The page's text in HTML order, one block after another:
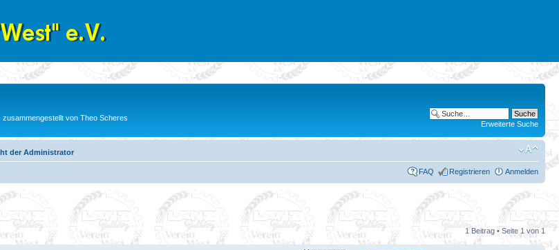
von Theo Scheres
Erweiterte Suche
der Administrator
FAQ Registrieren Anmelden
1 Beitrag • Seite 1 von 1